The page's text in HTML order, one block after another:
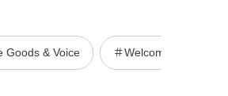
Goods & Voice ＃Welcomeグッズ